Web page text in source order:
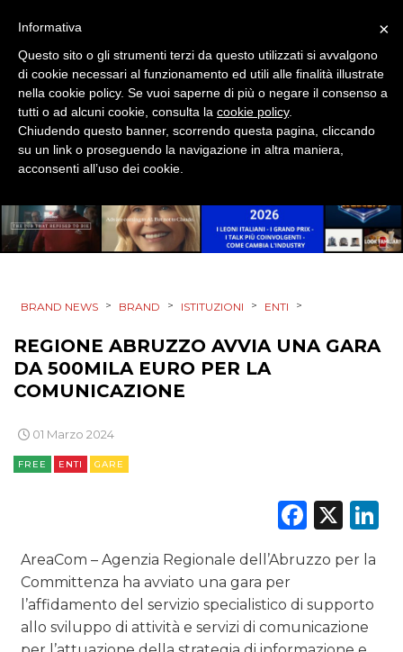
PUNTI VENDITA
CSR
STRATEGIE
CINEMA
EDITORIA
ESTERNA
RADIO / AUDIO
TV
DATI
BRAND NEWS > BRAND > ISTITUZIONI > ENTI >
REGIONE ABRUZZO AVVIA UNA GARA
DA 500MILA EURO PER LA
COMUNICAZIONE
01 Marzo 2024
FREE ENTI GARE
X
AreaCom – Agenzia Regionale dell’Abruzzo per la
Committenza ha avviato una gara per
l’affidamento del servizio specialistico di supporto
allo sviluppo di attività e servizi di comunicazione
×
Informativa
Questo sito o gli strumenti terzi da questo utilizzati si avvalgono
di cookie necessari al funzionamento ed utili alle finalità illustrate
nella cookie policy. Se vuoi saperne di più o negare il consenso a
tutti o ad alcuni cookie, consulta la cookie policy.
Chiudendo questo banner, scorrendo questa pagina, cliccando
su un link o proseguendo la navigazione in altra maniera,
acconsenti all’uso dei cookie.